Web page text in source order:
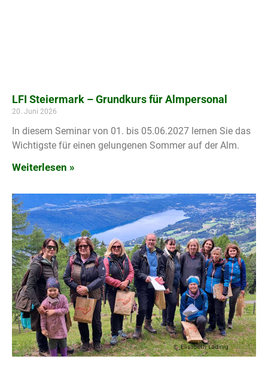
LFI Steiermark – Grundkurs für Almpersonal
20. Juni 2026
In diesem Seminar von 01. bis 05.06.2027 lernen Sie das
Wichtigste für einen gelungenen Sommer auf der Alm.
Weiterlesen »